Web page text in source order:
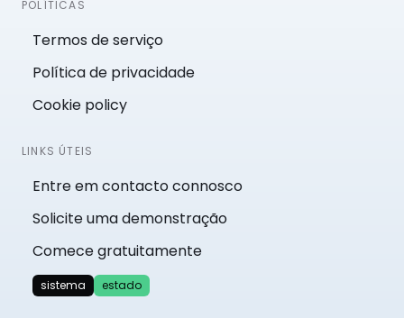
POLÍTICAS
Termos de serviço
Política de privacidade
Cookie policy
LINKS ÚTEIS
Entre em contacto connosco
Solicite uma demonstração
Comece gratuitamente
sistema estado